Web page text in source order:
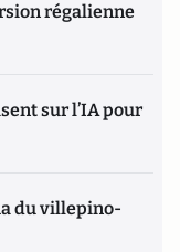
régalienne
sur l’IA pour
du villepino-